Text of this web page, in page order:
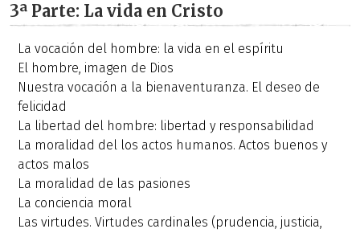
3ª Parte: La vida en Cristo
La vocación del hombre: la vida en el espíritu
El hombre, imagen de Dios
Nuestra vocación a la bienaventuranza. El deseo de
felicidad
La libertad del hombre: libertad y responsabilidad
La moralidad del los actos humanos. Actos buenos y
actos malos
La moralidad de las pasiones
La conciencia moral
Las virtudes. Virtudes cardinales (prudencia, justicia,